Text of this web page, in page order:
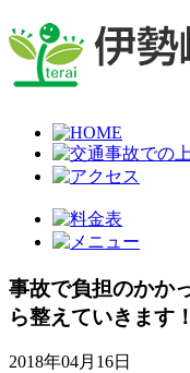
事故で負担のかか
ら整えていきます！
2018年04月16日